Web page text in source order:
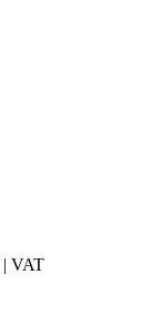
| VAT